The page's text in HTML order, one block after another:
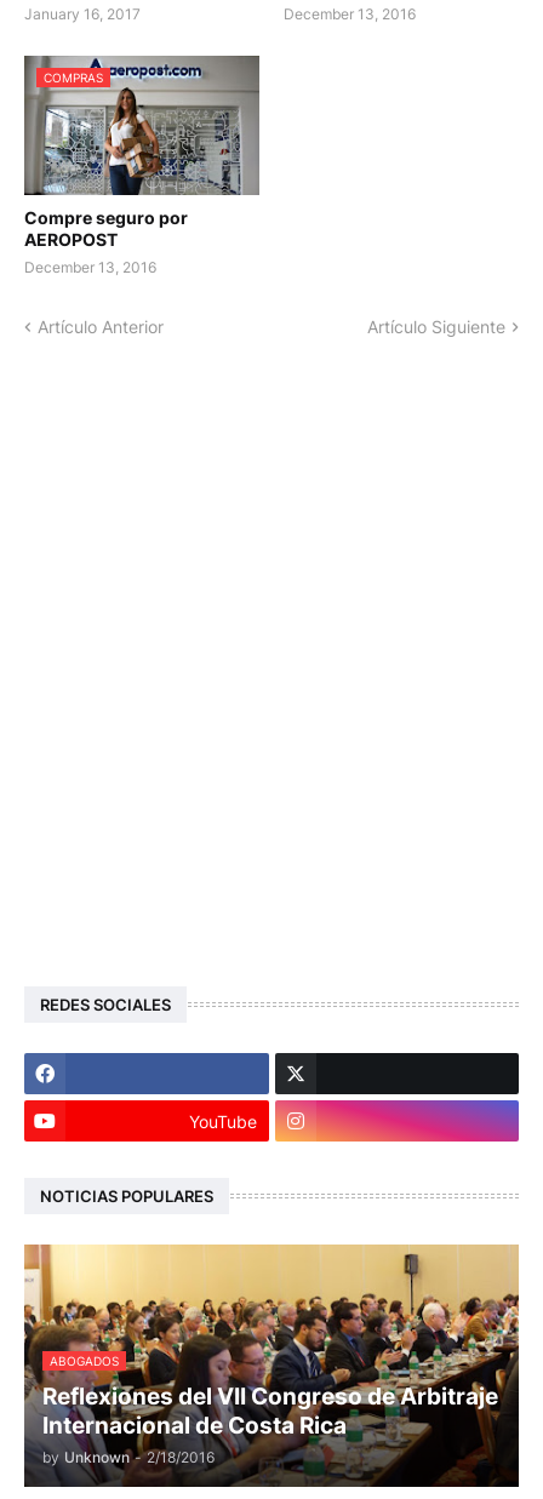
January 16, 2017 December 13, 2016
COMPRAS
Compre seguro por
AEROPOST
December 13, 2016
Artículo Anterior Artículo Siguiente
REDES SOCIALES
YouTube
NOTICIAS POPULARES
ABOGADOS
Reflexiones del VII Congreso de Arbitraje
Internacional de Costa Rica
by Unknown - 2/18/2016